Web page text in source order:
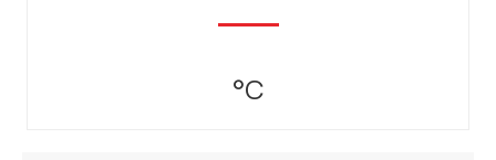
°C